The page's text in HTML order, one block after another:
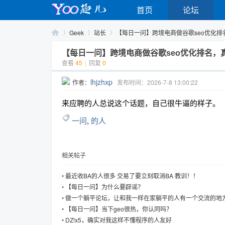
首页 论坛
Geek 站长 【每日一问】跨境电商做谷歌seo优化
【每日一问】跨境电商做谷歌seo优化排名，
查看 45 | 回复 0
作者： lhjzhxp 发布时间：2026-7-8 13:00:22
来应聘的人总说这个话题，自己很牛逼的样子。
一问, 的人
相关帖子
•最近收BA的人很多 交易了要立刻取消BA 教训！！
•
【每日一问】为什么要辟谣？
•做一个躺平论坛，让和我一样在家躺平的人有一个交流的地
么样
• 【每日一问】当下geo很热，你认同吗？
• DZ!x5，确实对我这样不懂程序的人友好